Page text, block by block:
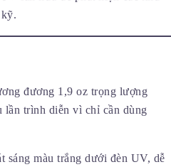
đương 1,9 oz trọng lượng
lần trình diễn vì chỉ cần dùng
sáng màu trắng dưới đèn UV, dễ